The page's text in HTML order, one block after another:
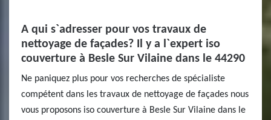
A qui s`adresser pour vos travaux de
nettoyage de façades? Il y a l`expert iso
couverture à Besle Sur Vilaine dans le 44290
Ne paniquez plus pour vos recherches de spécialiste
compétent dans les travaux de nettoyage de façades nous
vous proposons iso couverture à Besle Sur Vilaine dans le